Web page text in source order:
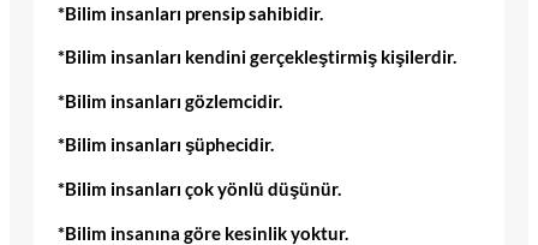
*Bilim insanları prensip sahibidir.
*Bilim insanları kendini gerçekleştirmiş kişilerdir.
*Bilim insanları gözlemcidir.
*Bilim insanları şüphecidir.
*Bilim insanları çok yönlü düşünür.
*Bilim insanına göre kesinlik yoktur.